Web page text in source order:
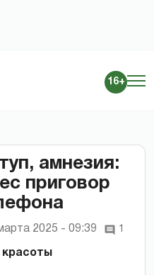
16+
амнезия:
приговор
2025 - 09:39 1
красоты